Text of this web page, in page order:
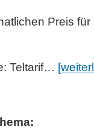
Preis
Teltarif…